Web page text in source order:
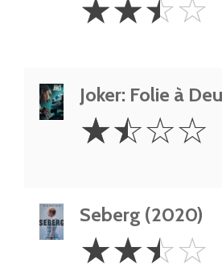
Stars
☆☆☆☆
Joker: Folie à
1.5
Stars
☆☆☆☆
Seberg (2020)
2.5
Stars
☆☆☆☆